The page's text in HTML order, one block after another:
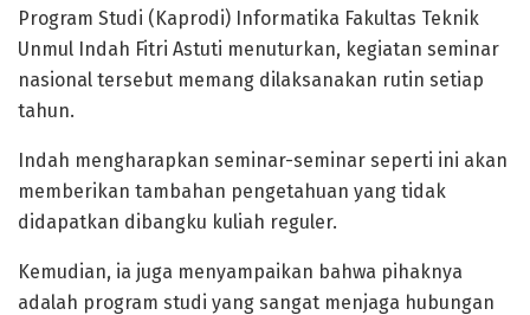
Program Studi (Kaprodi) Informatika Fakultas Teknik
Unmul Indah Fitri Astuti menuturkan, kegiatan seminar
nasional tersebut memang dilaksanakan rutin setiap
tahun.
Indah mengharapkan seminar-seminar seperti ini akan
memberikan tambahan pengetahuan yang tidak
didapatkan dibangku kuliah reguler.
Kemudian, ia juga menyampaikan bahwa pihaknya
adalah program studi yang sangat menjaga hubungan